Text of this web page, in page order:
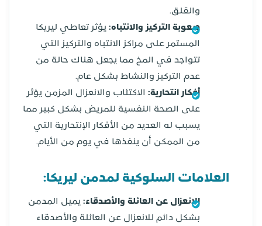
والقلق.
صعوبة التركيز والانتباه:يؤثر تعاطي ليريكا
المستمر على مراكز الانتباه والتركيز التي
تتواجد في المخ مما يجعل هناك حالة من
عدم التركيز والنشاط بشكل عام.
أفكار انتحارية:الاكتئاب والانعزال المزمن يؤثر
على الصحة النفسية للمريض بشكل كبير مما
يسبب له العديد من الأفكار الإنتحارية التي
من الممكن أن ينفذها في يوم من الأيام.
العلامات السلوكية لمدمن ليريكا:
الانعزال عن العائلة والأصدقاء:يميل المدمن
بشكل دائم للانعزال عن العائلة والأصدقاء